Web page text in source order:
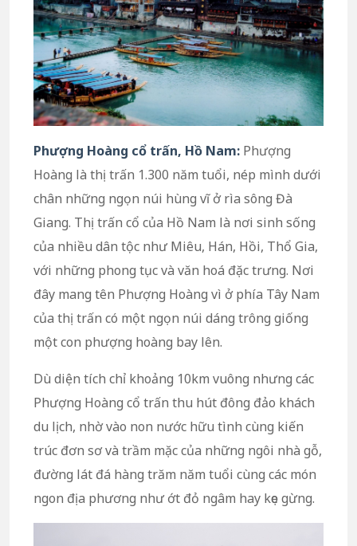
Phượng Hoàng cổ trấn, Hồ Nam: Phượng
Hoàng là thị trấn 1.300 năm tuổi, nép mình dưới
chân những ngọn núi hùng vĩ ở rìa sông Đà
Giang. Thị trấn cổ của Hồ Nam là nơi sinh sống
của nhiều dân tộc như Miêu, Hán, Hồi, Thổ Gia,
với những phong tục và văn hoá đặc trưng. Nơi
đây mang tên Phượng Hoàng vì ở phía Tây Nam
của thị trấn có một ngọn núi dáng trông giống
một con phượng hoàng bay lên.
Dù diện tích chỉ khoảng 10km vuông nhưng các
Phượng Hoàng cổ trấn thu hút đông đảo khách
du lịch, nhờ vào non nước hữu tình cùng kiến
trúc đơn sơ và trầm mặc của những ngôi nhà gỗ,
đường lát đá hàng trăm năm tuổi cùng các món
ngon địa phương như ớt đỏ ngâm hay kẹo gừng.